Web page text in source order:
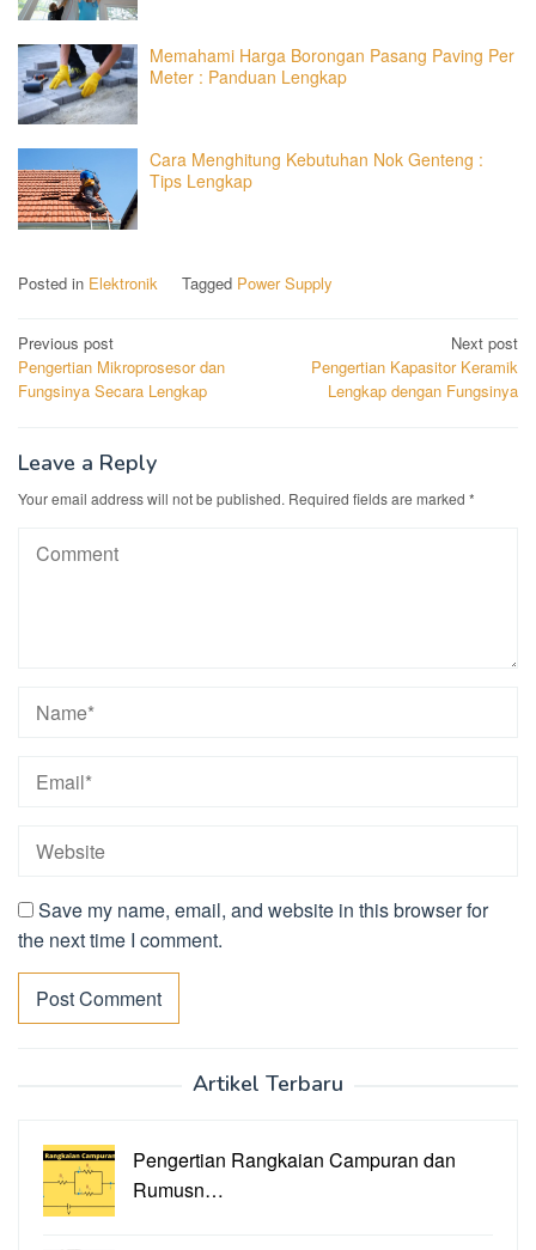
Memahami Harga Borongan Pasang Paving Per
Meter : Panduan Lengkap
Cara Menghitung Kebutuhan Nok Genteng :
Tips Lengkap
Posted in Elektronik Tagged Power Supply
Post
navigation
Previous post
Pengertian Mikroprosesor dan
Fungsinya Secara Lengkap
Next post
Pengertian Kapasitor Keramik
Lengkap dengan Fungsinya
Leave a Reply
Your email address will not be published. Required fields are marked *
Save my name, email, and website in this browser for
the next time I comment.
Artikel Terbaru
Pengertian Rangkaian Campuran dan
Rumusn…